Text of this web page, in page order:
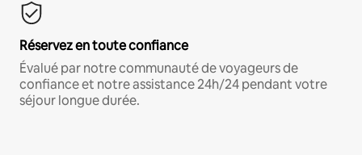
Réservez en toute confiance
Évalué par notre communauté de voyageurs de
confiance et notre assistance 24h/24 pendant votre
séjour longue durée.